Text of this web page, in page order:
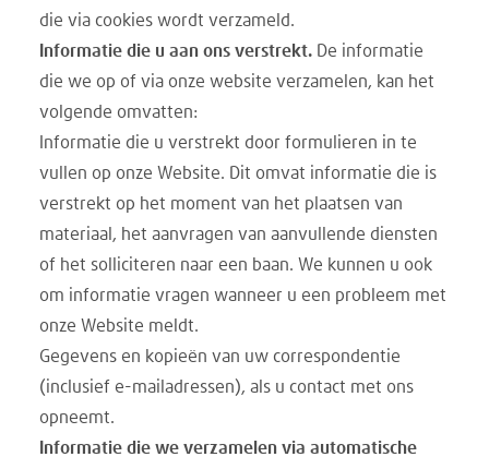
die via cookies wordt verzameld.
Informatie die u aan ons verstrekt. De informatie
die we op of via onze website verzamelen, kan het
volgende omvatten:
Informatie die u verstrekt door formulieren in te
vullen op onze Website. Dit omvat informatie die is
verstrekt op het moment van het plaatsen van
materiaal, het aanvragen van aanvullende diensten
of het solliciteren naar een baan. We kunnen u ook
om informatie vragen wanneer u een probleem met
onze Website meldt.
Gegevens en kopieën van uw correspondentie
(inclusief e-mailadressen), als u contact met ons
opneemt.
Informatie die we verzamelen via automatische